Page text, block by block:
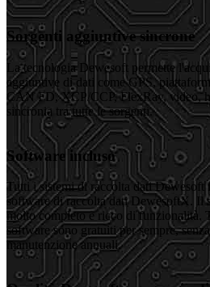
Sorgenti aggiuntive sincrone
La tecnologia Dewesoft permette
aggiuntive di dati come GPS,
CAN FD, XCP/CCP, FlexRay, video,
sincronia tra tutte le sorgenti.
Software incluso
Tutti i sistemi di raccolta dati
software di raccolta dati DewesoftX. Il
molto completo e ricco di funzionalità.
software sono gratuiti per sempre,
manutenzione annuali.